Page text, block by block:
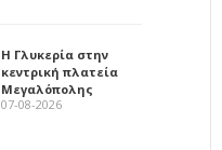
Η Γλυκερία στην
κεντρική πλατεία
Μεγαλόπολης
07-08-2026